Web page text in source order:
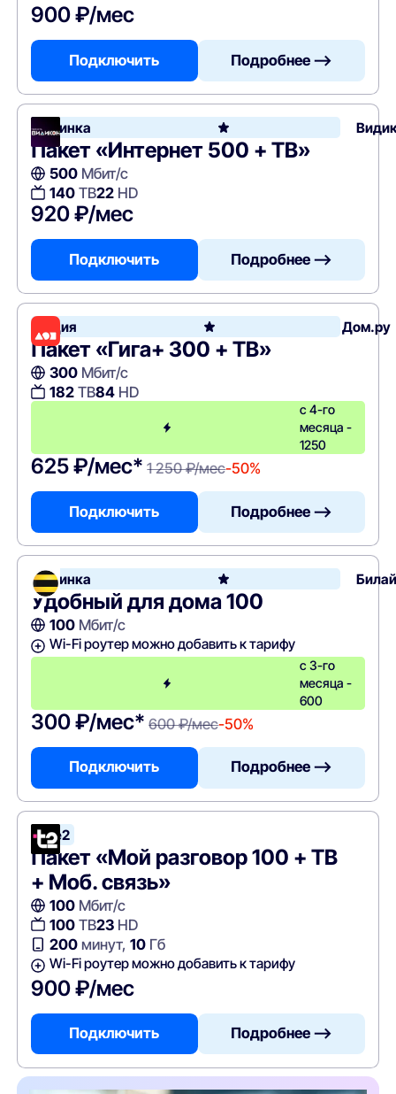
900 ₽/мес
Подключить Подробнее —>
Новинка
Пакет «Интернет 500 + ТВ»
500Мбит/с
140ТВ22HD
920 ₽/мес
Подключить Подробнее —>
Акция Дом.ру
Пакет «Гига+ 300 + ТВ»
300Мбит/с
182ТВ84HD
с 4-го
месяца -
1250
625 ₽/мес* 1 250 ₽/мес-50%
Подключить Подробнее —>
Новинка
Удобный для дома 100
100Мбит/с
Wi-Fi роутер можно добавить к тарифу
с 3-го
месяца -
600
300 ₽/мес* 600 ₽/мес-50%
Подключить Подробнее —>
Tele2
Пакет «Мой разговор 100 + ТВ
+ Моб. связь»
100Мбит/с
100ТВ23HD
200минут, 10Гб
Wi-Fi роутер можно добавить к тарифу
900 ₽/мес
Подключить Подробнее —>